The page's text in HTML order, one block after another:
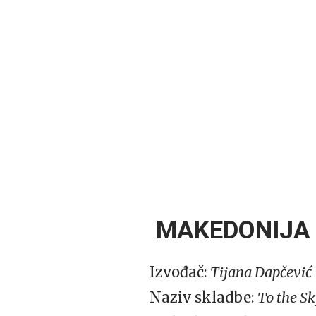
MAKEDONIJA
Izvođač: Tijana Dapčević
Naziv skladbe: To the